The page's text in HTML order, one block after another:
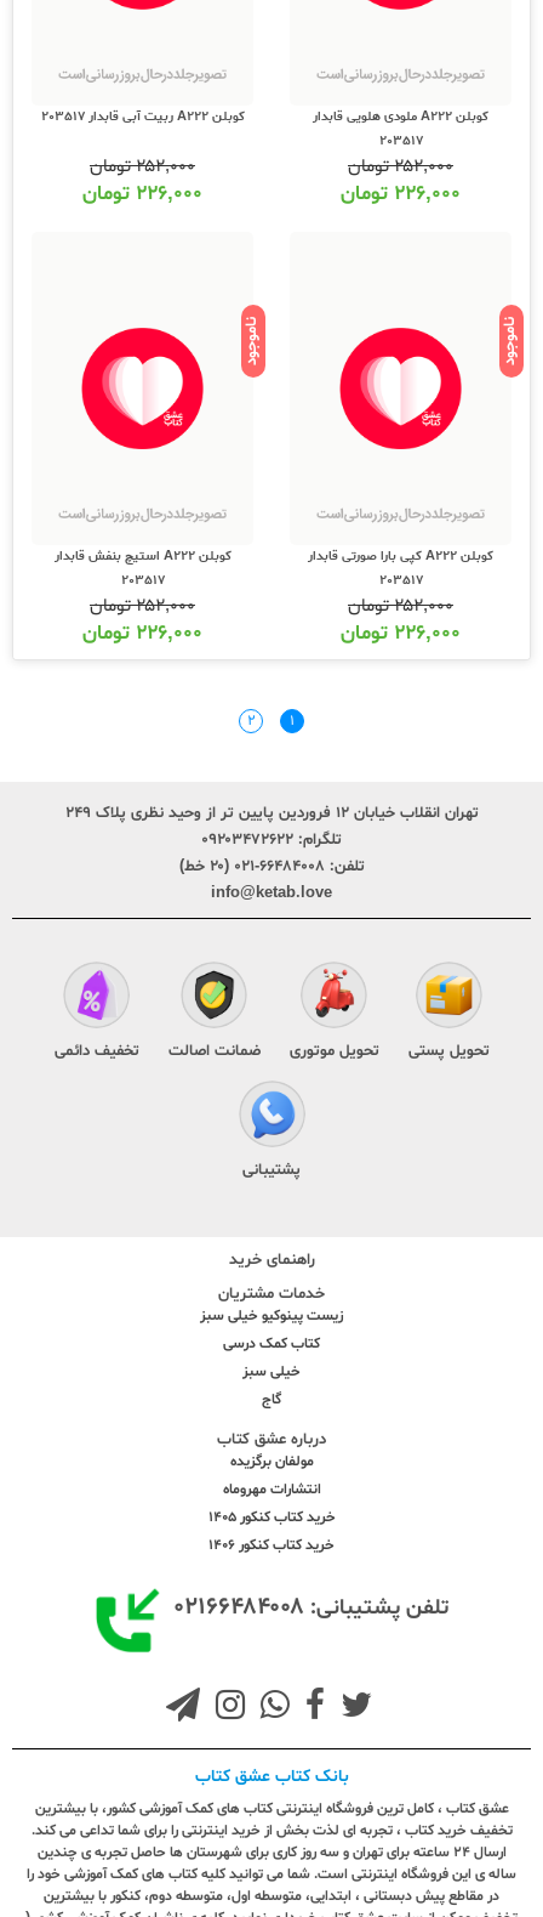
کوبلن A222 ملودی هلویی قابدار
203517
۲۵۲,۰۰۰تومان
۲۲۶,۰۰۰ تومان
کوبلن A222 ربیت آبی قابدار 203517
۲۵۲,۰۰۰تومان
۲۲۶,۰۰۰ تومان
ناموجود
کوبلن A222 کپی بارا صورتی قابدار
203517
۲۵۲,۰۰۰تومان
۲۲۶,۰۰۰ تومان
ناموجود
کوبلن A222 استیچ بنفش قابدار
203517
۲۵۲,۰۰۰تومان
۲۲۶,۰۰۰ تومان
۱ ۲
تهران انقلاب خیابان ۱۲ فروردین پایین تر از وحید نظری پلاک ۲۴۹
تلگرام: ۰۹۲۰۳۴۷۲۶۲۲
تلفن: ۶۶۴۸۴۰۰۸-۰۲۱ (۲۰ خط)
info@ketab.love
تحویل پستی تحویل موتوری ضمانت اصالت تخفیف دائمی
پشتیبانی
راهنمای خرید
خدمات مشتریان
زیست پینوکیو خیلی سبز
کتاب کمک درسی
خیلی سبز
گاج
درباره عشق کتاب
مولفان برگزیده
انتشارات مهروماه
خرید کتاب کنکور 1405
خرید کتاب کنکور 1406
تلفن پشتیبانی: ۰۲۱۶۶۴۸۴۰۰۸
بانک کتاب عشق کتاب
عشق کتاب ، کامل ترین فروشگاه اینترنتی کتاب های کمک آموزشی کشور، با بیشترین
تخفیف خرید کتاب ، تجربه ای لذت بخش از خرید اینترنتی را برای شما تداعی می کند.
ارسال ٢٤ ساعته برای تهران و سه روز کاری برای شهرستان ها حاصل تجربه ی چندین
ساله ی این فروشگاه اینترنتی است. شما می توانید کلیه کتاب های کمک آموزشی خود را
در مقاطع پیش دبستانی ، ابتدایی، متوسطه اول، متوسطه دوم، کنکور با بیشترین